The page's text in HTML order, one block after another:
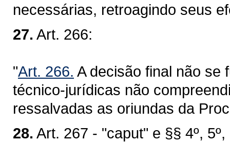
necessárias, retroagindo seus
27. Art. 266:
"Art. 266. A decisão final não se
técnico-jurídicas não
ressalvadas as oriundas da
28. Art. 267 - "caput" e §§ 4º, 5º,